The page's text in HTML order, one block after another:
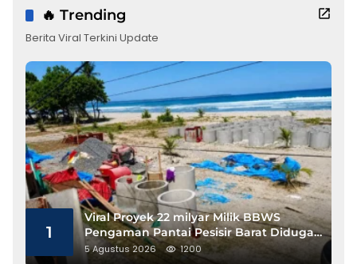
🔥 Trending
Berita Viral Terkini Update
1
Viral Proyek 22 milyar Milik BBWS
Pengaman Pantai Pesisir Barat Diduga
Gunakan Besi Banci
5 Agustus 2026 1200